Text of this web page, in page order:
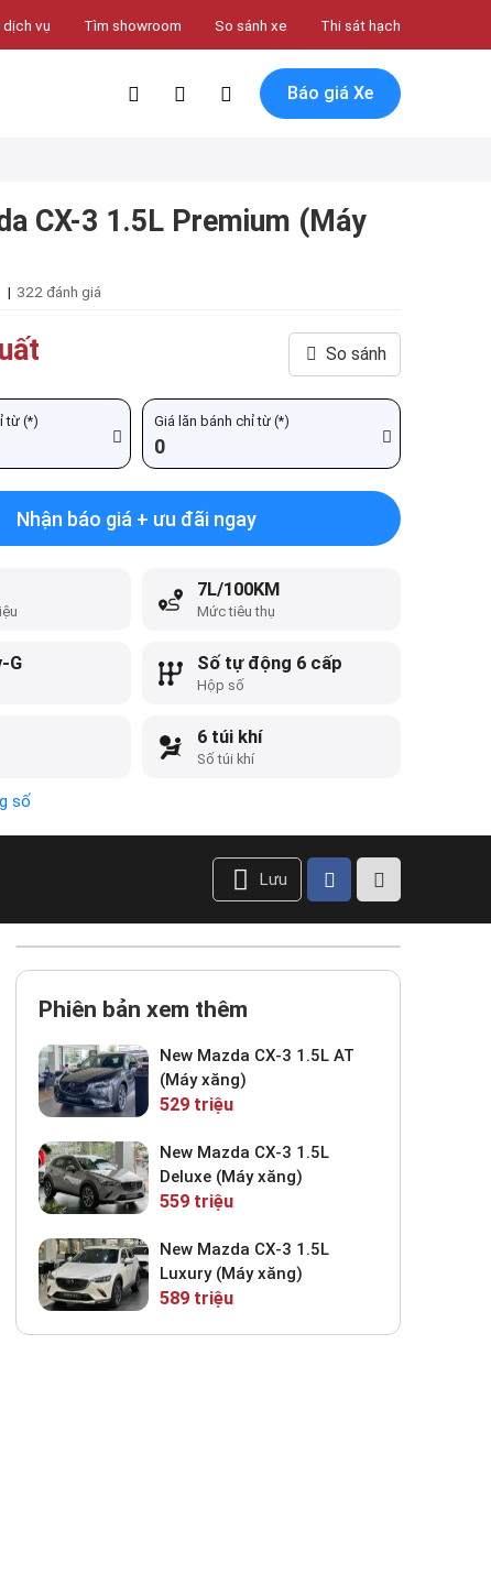
dịch vụ Tìm showroom So sánh xe Thi sát hạch
Báo giá Xe
CX-3 1.5L Premium (Máy
| 322 đánh giá
So sánh
từ (*) Giá lăn bánh chỉ từ (*)
0
Nhận báo giá + ưu đãi ngay
Mức tiêu thụ
7L/100KM
G
Hộp số
Số tự động 6 cấp
Số túi khí
6 túi khí
số
Lưu
Phiên bản xem thêm
New Mazda CX-3 1.5L AT
(Máy xăng)
529 triệu
New Mazda CX-3 1.5L
Deluxe (Máy xăng)
559 triệu
New Mazda CX-3 1.5L
Luxury (Máy xăng)
589 triệu